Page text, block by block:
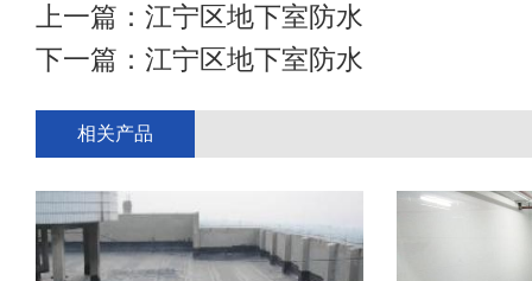
上一篇： 江宁区地下室防水
下一篇： 江宁区地下室防水
相关产品